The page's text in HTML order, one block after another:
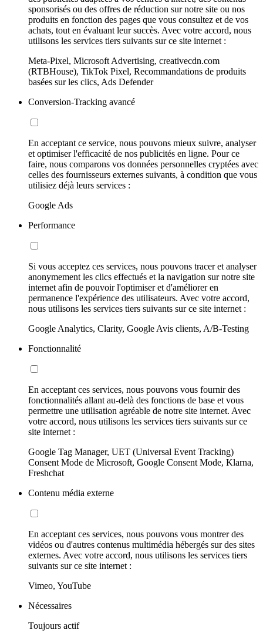
sponsorisés ou des offres de réduction sur notre site ou nos
produits en fonction des pages que vous consultez et de vos
achats, tout en évaluant leur succès. Avec votre accord, nous
utilisons les services tiers suivants sur ce site internet :
Meta-Pixel, Microsoft Advertising, creativecdn.com
(RTBHouse), TikTok Pixel, Recommandations de produits
basées sur les clics, Ads Defender
Conversion-Tracking avancé
En acceptant ce service, nous pouvons mieux suivre, analyser
et optimiser l'efficacité de nos publicités en ligne. Pour ce
faire, nous comparons vos données personnelles cryptées avec
celles des fournisseurs externes suivants, à condition que vous
utilisiez déjà leurs services :
Google Ads
Performance
Si vous acceptez ces services, nous pouvons tracer et analyser
anonymement les clics effectués et la navigation sur notre site
internet afin de pouvoir l'optimiser et d'améliorer en
permanence l'expérience des utilisateurs. Avec votre accord,
nous utilisons les services tiers suivants sur ce site internet :
Google Analytics, Clarity, Google Avis clients, A/B-Testing
Fonctionnalité
En acceptant ces services, nous pouvons vous fournir des
fonctionnalités allant au-delà des fonctions de base et vous
permettre une utilisation agréable de notre site internet. Avec
votre accord, nous utilisons les services tiers suivants sur ce
site internet :
Google Tag Manager, UET (Universal Event Tracking)
Consent Mode de Microsoft, Google Consent Mode, Klarna,
Freshchat
Contenu média externe
En acceptant ces services, nous pouvons vous montrer des
vidéos ou d'autres contenus multimédia hébergés sur des sites
externes. Avec votre accord, nous utilisons les services tiers
suivants sur ce site internet :
Vimeo, YouTube
Nécessaires
Toujours actif